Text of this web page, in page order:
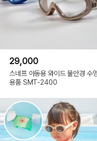
29,000
스네프 아동용 와이드 물안경 수
용품 SMT-2400